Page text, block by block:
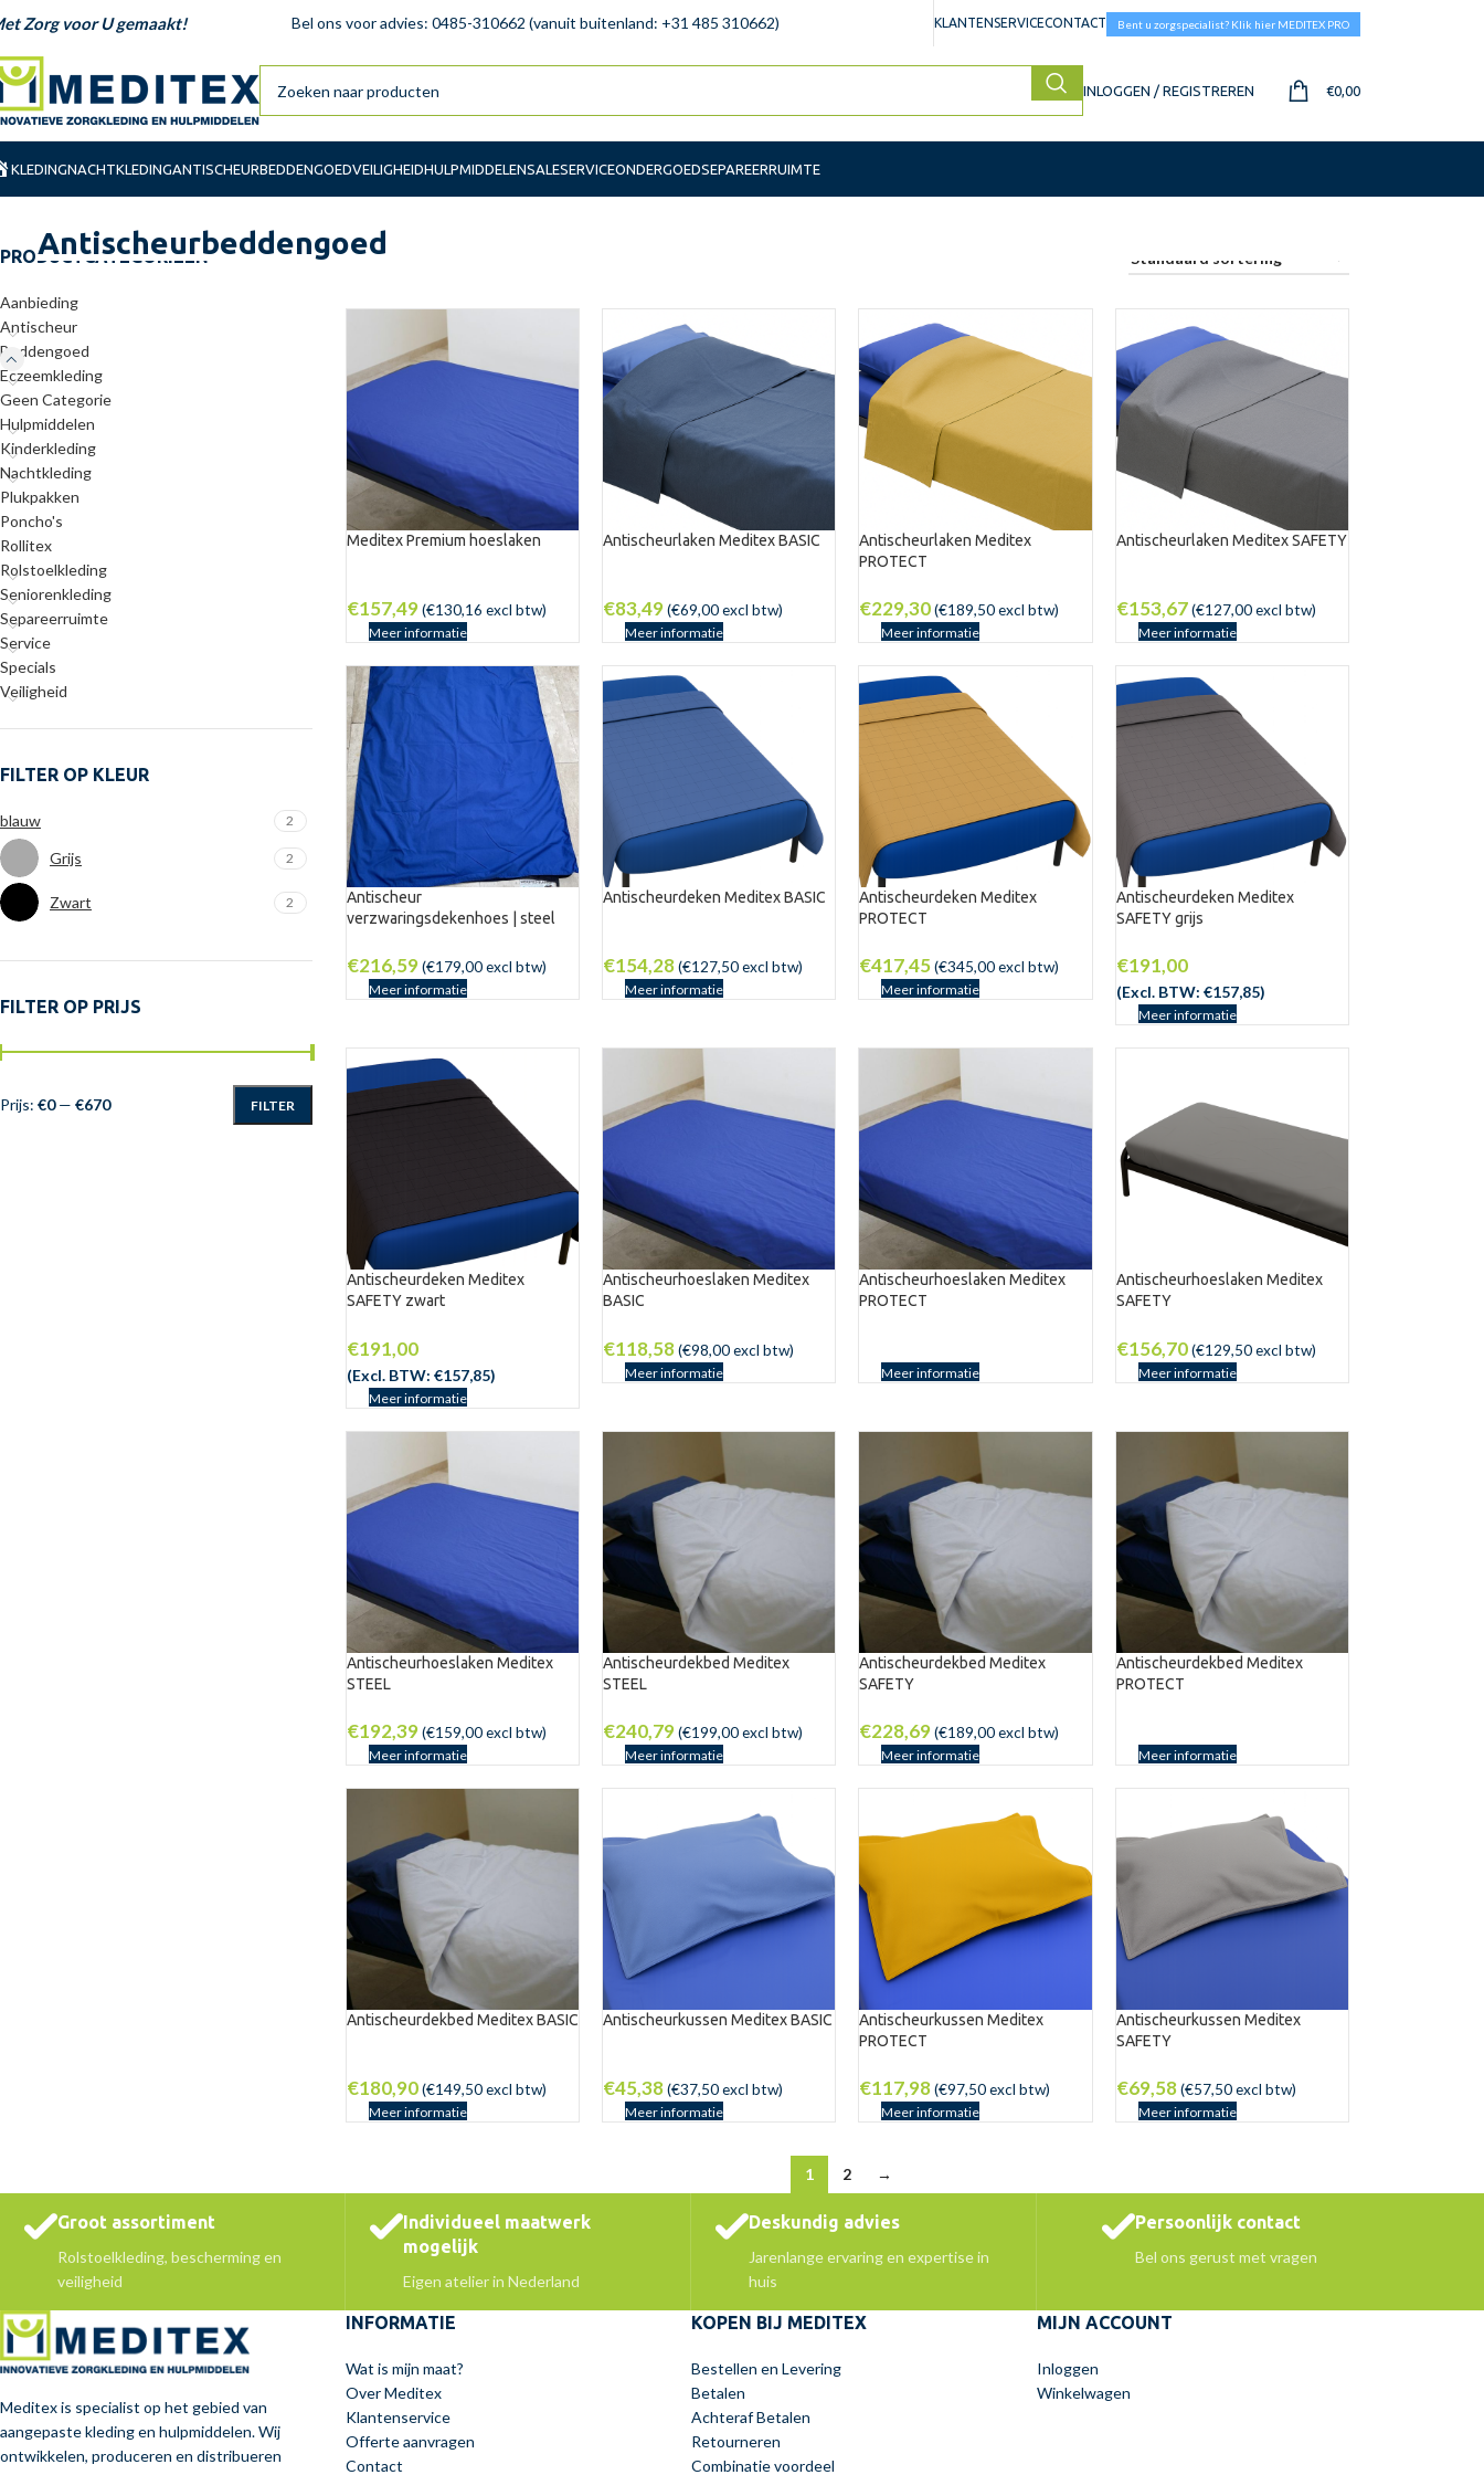
Zorg voor U gemaakt! Bel ons voor advies: 0485-310662 (vanuit buitenland: +31 485 310662) KLANTENSERVICECONTACT Bent u zorgspecialist? Klik hier MEDITEX PRO
INLOGGEN / REGISTREREN €0,00
KLEDINGNACHTKLEDINGANTISCHEURBEDDENGOEDVEILIGHEIDHULPMIDDELENSALESERVICEONDERGOEDSEPAREERRUIMTE
Antischeurbeddengoed
PRODUCTCATEGORIEËN
Aanbieding
Antischeur
Beddengoed
Eczeemkleding
Geen Categorie
Hulpmiddelen
Kinderkleding
Nachtkleding
Plukpakken
Poncho's
Rollitex
Rolstoelkleding
Seniorenkleding
Separeerruimte
Service
Specials
Veiligheid
FILTER OP KLEUR
blauw 2
Grijs 2
Zwart 2
FILTER OP PRIJS
FILTER
Prijs: €0— €670
Meditex Premium hoeslaken
€157,49(€130,16 excl btw)
Meer informatie
Antischeurlaken Meditex BASIC
€83,49 (€69,00excl btw)
Meer informatie
Antischeurlaken Meditex
PROTECT
€229,30 (€189,50excl btw)
Meer informatie
Antischeurlaken Meditex SAFETY
€153,67 (€127,00excl btw)
Meer informatie
Antischeur
verzwaringsdekenhoes | steel
€216,59(€179,00excl btw)
Meer informatie
Antischeurdeken Meditex BASIC
€154,28 (€127,50excl btw)
Meer informatie
Antischeurdeken Meditex
PROTECT
€417,45 (€345,00excl btw)
Meer informatie
Antischeurdeken Meditex
SAFETY grijs
€191,00
(Excl. BTW: €157,85)
Meer informatie
Antischeurdeken Meditex
SAFETY zwart
€191,00
(Excl. BTW: €157,85)
Meer informatie
Antischeurhoeslaken Meditex
BASIC
€118,58 (€98,00excl btw)
Meer informatie
Antischeurhoeslaken Meditex
PROTECT
Meer informatie
Antischeurhoeslaken Meditex
SAFETY
€156,70 (€129,50excl btw)
Meer informatie
Antischeurhoeslaken Meditex
STEEL
€192,39(€159,00excl btw)
Meer informatie
Antischeurdekbed Meditex
STEEL
€240,79 (€199,00excl btw)
Meer informatie
Antischeurdekbed Meditex
SAFETY
€228,69 (€189,00excl btw)
Meer informatie
Antischeurdekbed Meditex
PROTECT
Meer informatie
Antischeurdekbed Meditex BASIC
€180,90(€149,50excl btw)
Meer informatie
Antischeurkussen Meditex BASIC
€45,38 (€37,50excl btw)
Meer informatie
Antischeurkussen Meditex
PROTECT
€117,98 (€97,50excl btw)
Meer informatie
Antischeurkussen Meditex
SAFETY
€69,58 (€57,50excl btw)
Meer informatie
1 2 →
Groot assortiment
Rolstoelkleding, bescherming en
veiligheid
Individueel maatwerk
mogelijk
Eigen atelier in Nederland
Deskundig advies
Jarenlange ervaring en expertise in
huis
Persoonlijk contact
Bel ons gerust met vragen
Meditex is specialist op het gebied van
aangepaste kleding en hulpmiddelen. Wij
ontwikkelen, produceren en distribueren
INFORMATIE
Wat is mijn maat?
Over Meditex
Klantenservice
Offerte aanvragen
Contact
KOPEN BIJ MEDITEX
Bestellen en Levering
Betalen
Achteraf Betalen
Retourneren
Combinatie voordeel
MIJN ACCOUNT
Inloggen
Winkelwagen